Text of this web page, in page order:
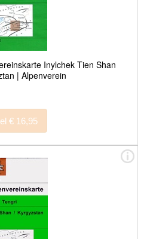
Inylchek Tien Shan
| Alpenverein
Bestel € 16,95